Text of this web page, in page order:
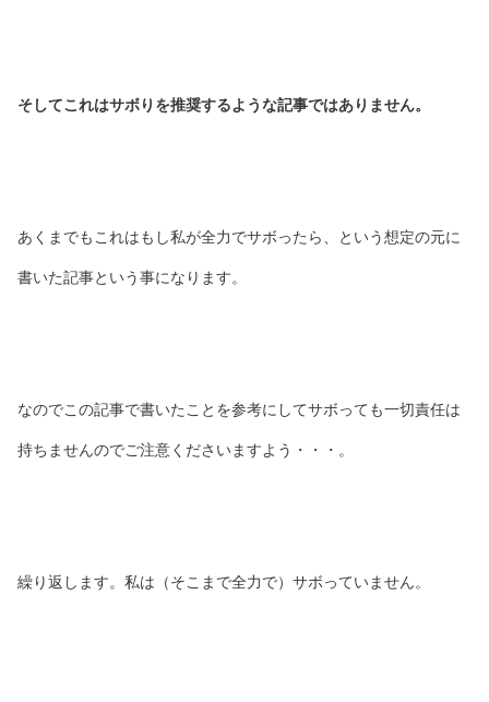
そしてこれはサボりを推奨するような記事ではありません。
あくまでもこれはもし私が全力でサボったら、という想定の元に
書いた記事という事になります。
なのでこの記事で書いたことを参考にしてサボっても一切責任は
持ちませんのでご注意くださいますよう・・・。
繰り返します。私は（そこまで全力で）サボっていません。